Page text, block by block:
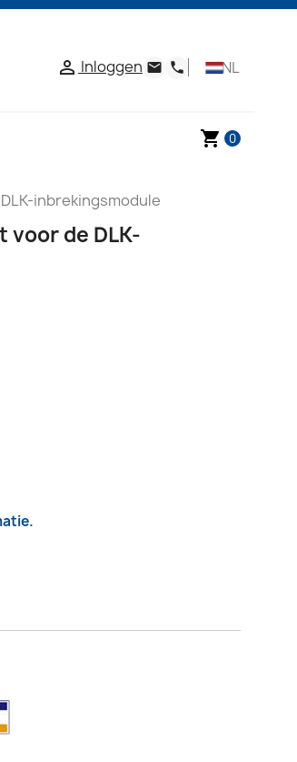
 Inloggen email phone NL
shopping_cart 0
inbrekingsmodule
voor de DLK-